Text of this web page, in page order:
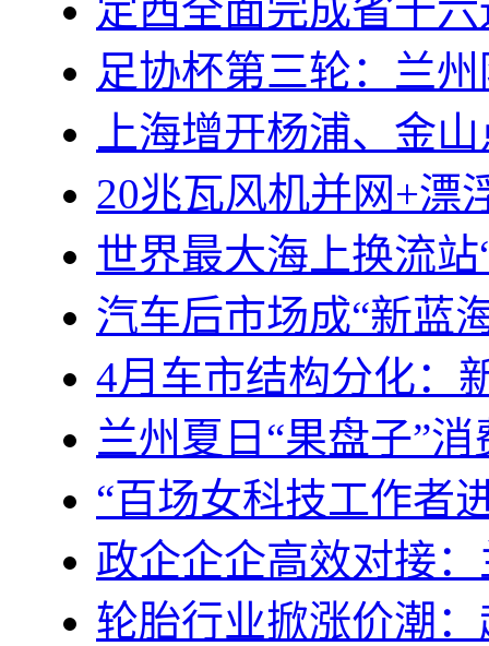
定西全面完成省十
足协杯第三轮：兰
上海增开杨浦、金
20兆瓦风机并网+漂
世界最大海上换流
汽车后市场成“新蓝
4月车市结构分化：
兰州夏日“果盘子”
“百场女科技工作者
政企企企高效对接
轮胎行业掀涨价潮